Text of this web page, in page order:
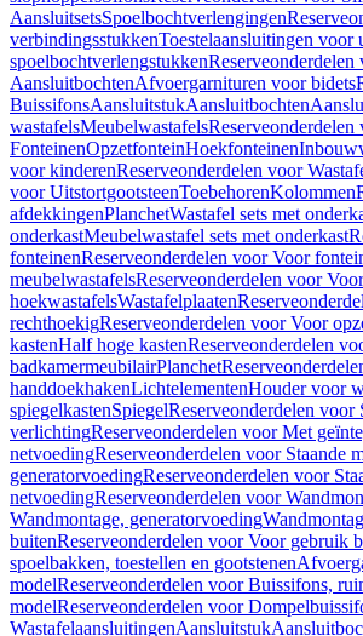
AansluitsetsSpoelbochtverlengingen
verbindingsstukkenToestelaansluitingen voor
spoelbochtverlengstukken
AansluitbochtenAfvoergarnituren voor bidets
BuissifonsAansluitstukAansluitbochten
wastafelsMeubelwastafels
FonteinenOpzetfonteinHoekfonteinen
voor kinderenReserveonderdelen voor
voor UitstortgootsteenToebehorenKolommen
afdekkingenPlanchetWastafel sets met
onderkastMeubelwastafel sets met onderkast
fonteinenReserveonderdelen voor Voor
meubelwastafelsReserveonderdelen voor
hoekwastafelsWastafelplaaten
rechthoekigReserveonderdelen voor Voor
kastenHalf hoge kastenReserveonderdelen
badkamermeubilairPlanchet
handdoekhakenLichtelementenHouder voor
spiegelkastenSpiegelReserveonderdelen voor
verlichtingReserveonderdelen voor Met
netvoedingReserveonderdelen voor Staande
generatorvoedingReserveonderdelen voor
netvoedingReserveonderdelen voor
Wandmontage, generatorvoeding
buitenReserveonderdelen voor Voor gebruik
spoelbakken, toestellen en gootstenen
modelReserveonderdelen voor Buissifons,
modelReserveonderdelen voor
WastafelaansluitingenAansluitstuk